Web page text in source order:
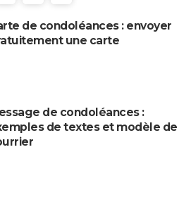
de condoléances : envoyer
une carte
de condoléances :
de textes et modèle de